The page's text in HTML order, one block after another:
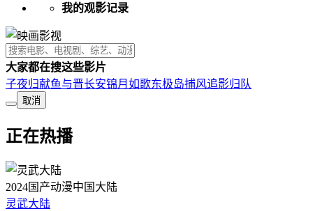
我的观影记录
大家都在搜这些影片
子夜归献鱼与晋长安锦月如歌东极岛捕风追影归队
取消
正在热播
2024国产动漫中国大陆
灵武大陆